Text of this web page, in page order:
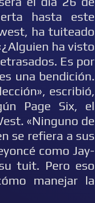
hasta este
ha tuiteado
ha visto
Es por
una bendición.
escribió,
Page Six, el
«Ninguno de
se refiera a sus
como Jay-
tuit. Pero eso
manejar la